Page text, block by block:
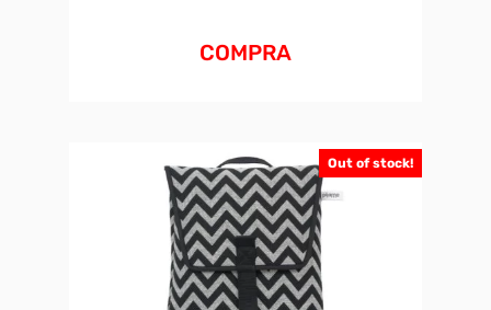
COMPRA
Out of stock!